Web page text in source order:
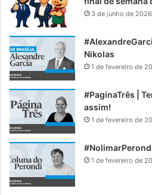
3 de junho de 2026
Nikolas
1 de fevereiro de
#PaginaTrês |
assim!
1 de fevereiro de
1 de fevereiro de